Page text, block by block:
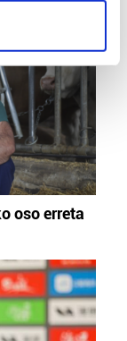
it for
is processed
.
beste,
eta eduki
edukia
eta
zertarako
eta beren
dira. Ikusi gure
oso erreta